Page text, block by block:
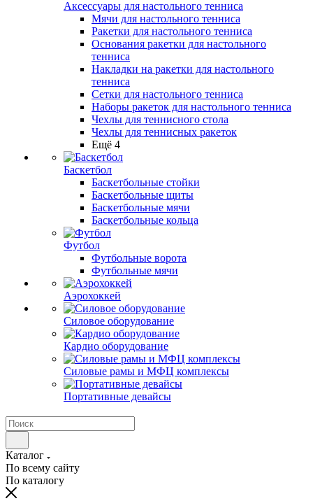
Аксессуары для настольного тенниса
Мячи для настольного тенниса
Ракетки для настольного тенниса
Основания ракетки для настольного
тенниса
Накладки на ракетки для настольного
тенниса
Сетки для настольного тенниса
Наборы ракеток для настольного тенниса
Чехлы для теннисного стола
Чехлы для теннисных ракеток
Ещё 4
Баскетбол
Баскетбольные стойки
Баскетбольные щиты
Баскетбольные мячи
Баскетбольные кольца
Футбол
Футбольные ворота
Футбольные мячи
Аэрохоккей
Силовое оборудование
Кардио оборудование
Силовые рамы и МФЦ комплексы
Портативные девайсы
Каталог
По всему сайту
По каталогу